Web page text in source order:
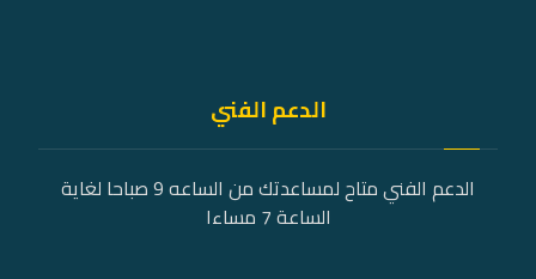
الدعم الفني
الدعم الفني متاح لمساعدتك من الساعه 9 صباحا لغاية
الساعة 7 مساءا